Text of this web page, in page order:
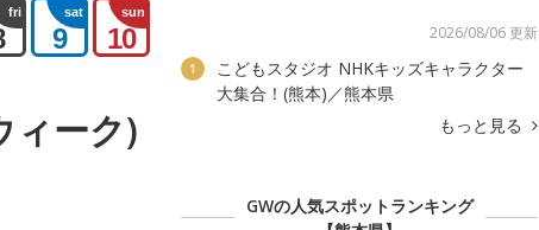
fri sat
9
sun
10
ィーク)
2026/08/06 更新
1
こどもスタジオ NHKキッズキャラクター
大集合！(熊本)／熊本県
もっと見る
GWの人気スポットランキング